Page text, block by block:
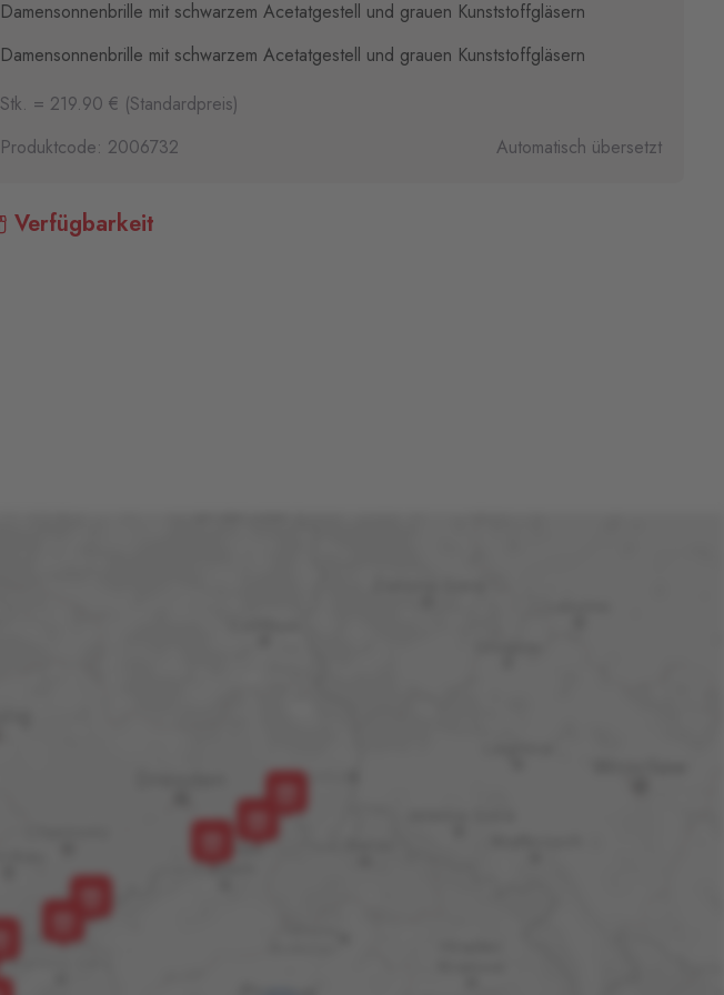
Damensonnenbrille mit schwarzem Acetatgestell und grauen Kunststoffgläsern
Damensonnenbrille mit schwarzem Acetatgestell und grauen Kunststoffgläsern
Stk. = 219.90 € (Standardpreis)
Produktcode: 2006732
Automatisch übersetzt
Verfügbarkeit